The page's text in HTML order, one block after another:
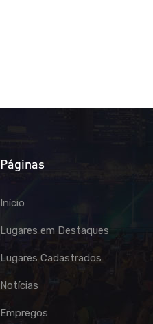
Páginas
Início
Lugares em Destaques
Lugares Cadastrados
Notícias
Empregos